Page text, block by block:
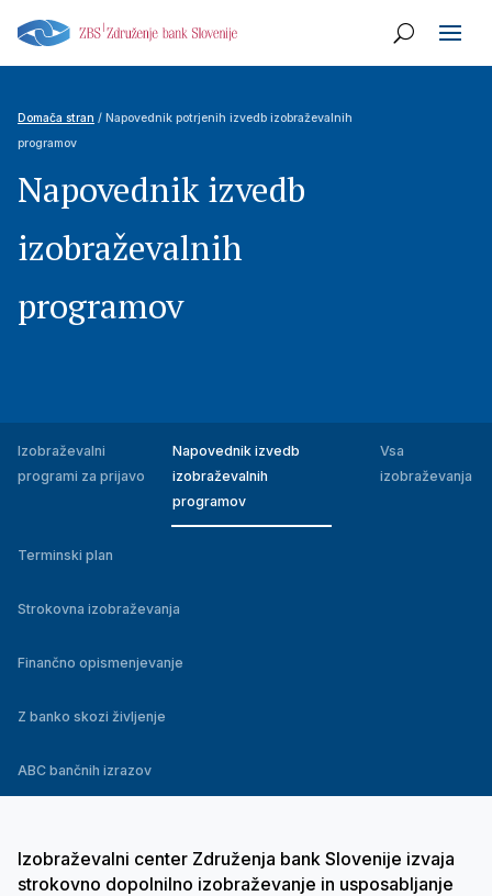
Napovednik izvedb
izobraževalnih
programov
Domača stran / Napovednik potrjenih izvedb izobraževalnih
programov
Izobraževalni
programi za prijavo
Napovednik izvedb
izobraževalnih
programov
Vsa
izobraževanja
Terminski plan
Strokovna izobraževanja
Finančno opismenjevanje
Z banko skozi življenje
ABC bančnih izrazov
Izobraževalni center Združenja bank Slovenije izvaja
strokovno dopolnilno izobraževanje in usposabljanje